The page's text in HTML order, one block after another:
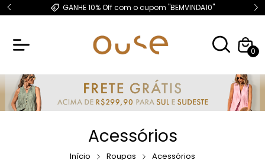
GANHE 10% Off com o cupom "BEMVINDA10"
0
Acessórios
Início Roupas Acessórios